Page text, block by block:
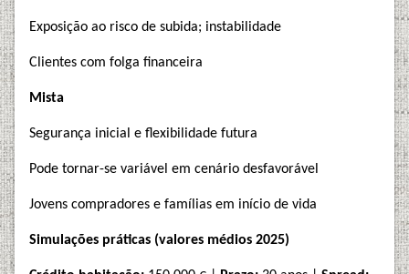
Exposição ao risco de subida; instabilidade
Clientes com folga financeira
Mista
Segurança inicial e flexibilidade futura
Pode tornar-se variável em cenário desfavorável
Jovens compradores e famílias em início de vida
Simulações práticas (valores médios 2025)